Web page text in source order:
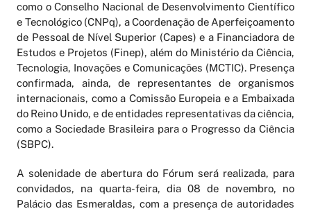
como o Conselho Nacional de Desenvolvimento Científico
e Tecnológico (CNPq), a Coordenação de Aperfeiçoamento
de Pessoal de Nível Superior (Capes) e a Financiadora de
Estudos e Projetos (Finep), além do Ministério da Ciência,
Tecnologia, Inovações e Comunicações (MCTIC). Presença
confirmada, ainda, de representantes de organismos
internacionais, como a Comissão Europeia e a Embaixada
do Reino Unido, e de entidades representativas da ciência,
como a Sociedade Brasileira para o Progresso da Ciência
(SBPC).
A solenidade de abertura do Fórum será realizada, para
convidados, na quarta-feira, dia 08 de novembro, no
Palácio das Esmeraldas, com a presença de autoridades